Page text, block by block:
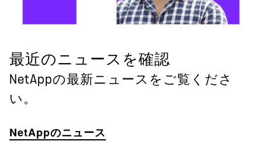
最近のニュースを確認
NetAppの最新ニュースをご覧くださ
い。
NetAppのニュース